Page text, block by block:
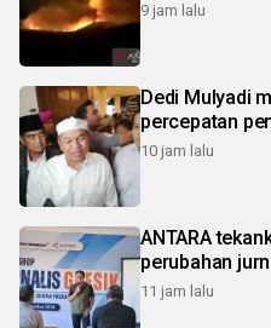
9 jam lalu
Dedi Mulyadi
percepatan
10 jam lalu
ANTARA
perubahan
11 jam lalu